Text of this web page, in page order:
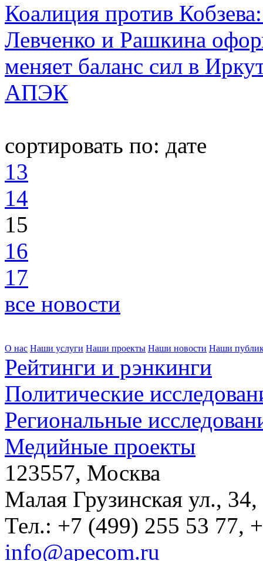
Коалиция против
Левченко и Рашкина
меняет баланс сил в
АПЭК
сортировать по: дате
13
14
15
16
17
все новости
О нас Наши услуги Наши проекты Наши новости Наши
Рейтинги и рэнкинги
Политические
Региональные
Медийные проекты
123557, Москва
Малая Грузинская ул.,
Тел.: +7 (499) 255 53 77,
info@apecom.ru